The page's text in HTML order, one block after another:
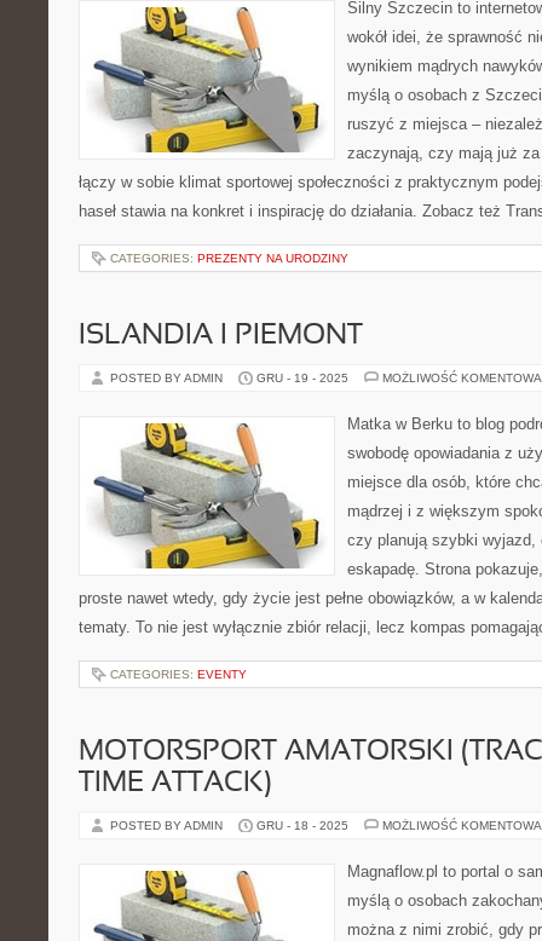
Silny Szczecin to
wokół idei, że sprawność
wynikiem mądrych
myślą o osobach z
ruszyć z miejsca –
zaczynają, czy mają już
łączy w sobie klimat sportowej społeczności z praktycznym
haseł stawia na konkret i inspirację do działania. Zobacz też
CATEGORIES: PREZENTY NA URODZINY
ISLANDIA I PIEMONT
POSTED BY ADMIN GRU - 19 - 2025 MOŻLIWOŚĆ
Matka w Berku to blog
swobodę opowiadania z
miejsce dla osób, które
mądrzej i z większym
czy planują szybki wyjazd,
eskapadę. Strona
proste nawet wtedy, gdy życie jest pełne obowiązków, a w
tematy. To nie jest wyłącznie zbiór relacji, lecz kompas
CATEGORIES: EVENTY
MOTORSPORT AMATORSKI
TIME ATTACK)
POSTED BY ADMIN GRU - 18 - 2025 MOŻLIWOŚĆ
Magnaflow.pl to portal o
myślą o osobach
można z nimi zrobić, gdy